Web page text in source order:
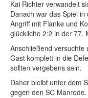
Kai Richter verwandelt
Danach war das Spiel
Angriff mit Flanke und
glückliche 2:2 in der 77.
Anschließend versuchte
Gast komplett in die
sollten vergebens sein.
Daher bleibt unter dem
gegen den SC Manrode.